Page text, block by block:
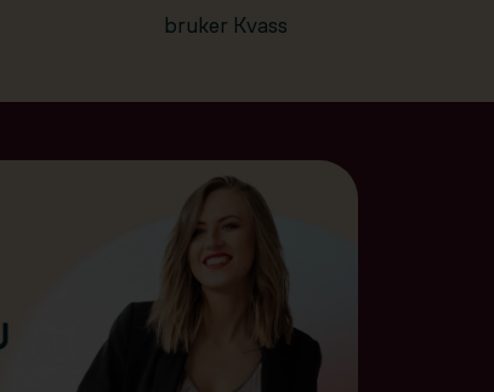
bruker Kvass